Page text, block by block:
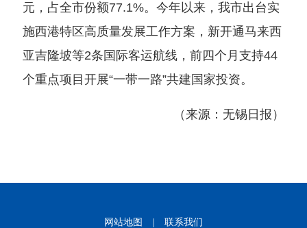
元，占全市份额77.1%。今年以来，我市出台实
施西港特区高质量发展工作方案，新开通马来西
亚吉隆坡等2条国际客运航线，前四个月支持44
个重点项目开展“一带一路”共建国家投资。
（来源：无锡日报）
网站地图 联系我们